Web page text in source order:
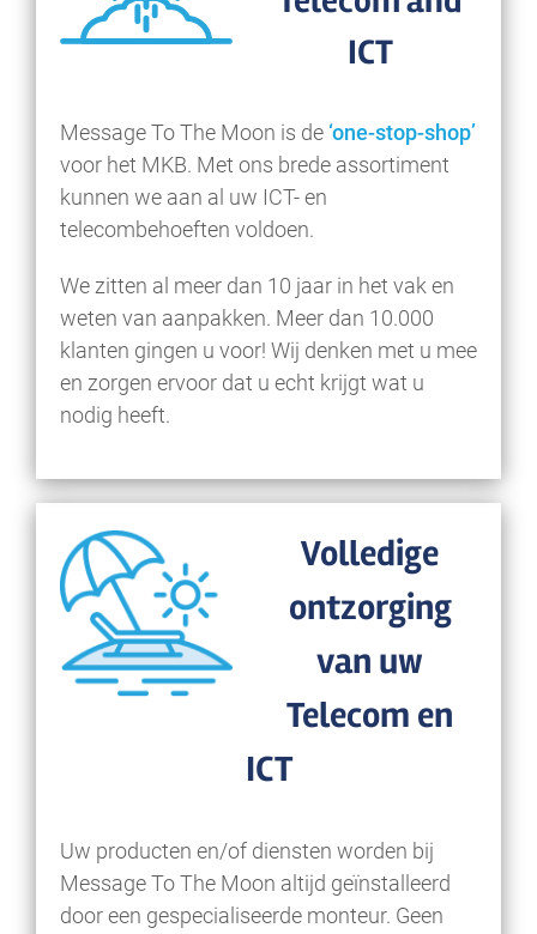
ICT
Message To The Moon is de‘one-stop-shop’
voor het MKB. Met ons brede assortiment
kunnen we aan al uw ICT- en
telecombehoeften voldoen.
We zitten al meer dan 10 jaar in het vak en
weten van aanpakken. Meer dan 10.000
klanten gingen u voor! Wij denken met u mee
en zorgen ervoor dat u echt krijgt wat u
nodig heeft.
Volledige
ontzorging
van uw
Telecom en
ICT
Uw producten en/of diensten worden bij
Message To The Moon altijd geïnstalleerd
door een gespecialiseerde monteur. Geen